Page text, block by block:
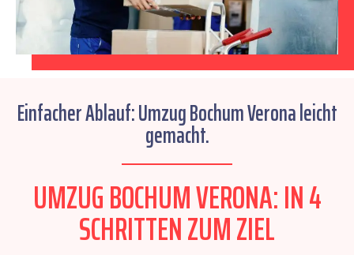
Einfacher Ablauf: Umzug Bochum Verona leicht
gemacht.
UMZUG BOCHUM VERONA: IN 4
SCHRITTEN ZUM ZIEL